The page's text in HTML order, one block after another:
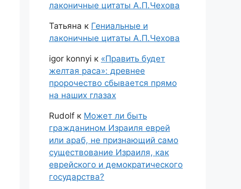
лаконичные цитаты А.П.Чехова
Татьяна к Гениальные и
лаконичные цитаты А.П.Чехова
igor konnyi к «Править будет
желтая раса»: древнее
пророчество сбывается прямо
на наших глазах
Rudolf к Может ли быть
гражданином Израиля еврей
или араб, не признающий само
существование Израиля, как
еврейского и демократического
государства?